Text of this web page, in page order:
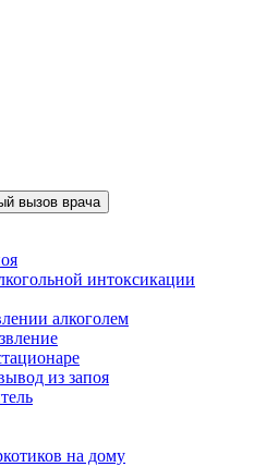
вызов врача
интоксикации
алкоголем
из запоя
на дому